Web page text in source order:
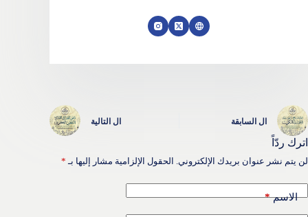
ال السابقة ال التالية
اترك ردّاً
لن يتم نشر عنوان بريدك الإلكتروني. الحقول الإلزامية مشار إليها بـ *
الاسم*